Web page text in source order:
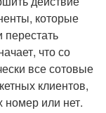
которые
перестать
что со
все сотовые
клиентов,
номер или нет.